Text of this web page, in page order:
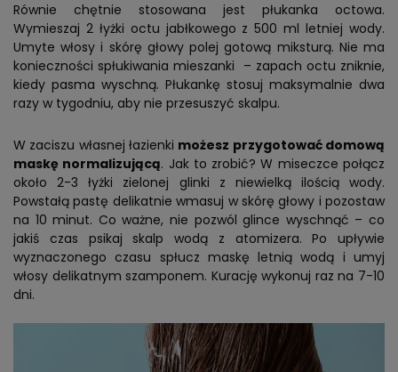
Równie chętnie stosowana jest płukanka octowa.
Wymieszaj 2 łyżki octu jabłkowego z 500 ml letniej wody.
Umyte włosy i skórę głowy polej gotową miksturą. Nie ma
konieczności spłukiwania mieszanki – zapach octu zniknie,
kiedy pasma wyschną. Płukankę stosuj maksymalnie dwa
razy w tygodniu, aby nie przesuszyć skalpu.
W zaciszu własnej łazienki możesz przygotować domową
maskę normalizującą. Jak to zrobić? W miseczce połącz
około 2-3 łyżki zielonej glinki z niewielką ilością wody.
Powstałą pastę delikatnie wmasuj w skórę głowy i pozostaw
na 10 minut. Co ważne, nie pozwól glince wyschnąć – co
jakiś czas psikaj skalp wodą z atomizera. Po upływie
wyznaczonego czasu spłucz maskę letnią wodą i umyj
włosy delikatnym szamponem. Kurację wykonuj raz na 7-10
dni.